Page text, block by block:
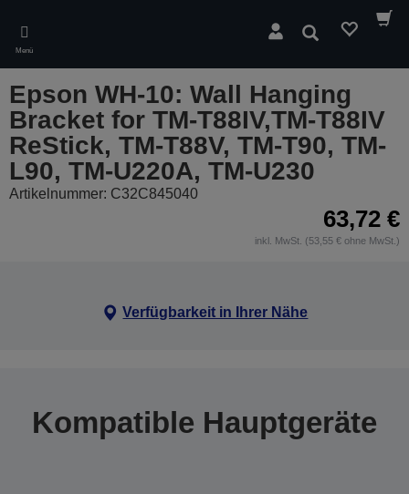
main
content
Menü
Suchen
Epson WH-10: Wall Hanging
Bracket for TM-T88IV,TM-T88IV
ReStick, TM-T88V, TM-T90, TM-
L90, TM-U220A, TM-U230
Artikelnummer: C32C845040
63,72 €
inkl. MwSt. (53,55 € ohne MwSt.)
Verfügbarkeit in Ihrer Nähe
Kompatible Hauptgeräte